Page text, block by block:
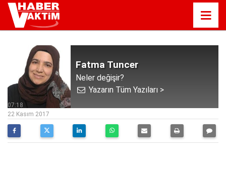
Fatma Tuncer
Neler değişir?
Yazarın Tüm Yazıları >
07:18
22 Kasım 2017